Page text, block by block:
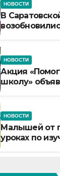
НОВОСТИ
В
НОВОСТИ
Акция
школу»
НОВОСТИ
Малышей от
уроках по